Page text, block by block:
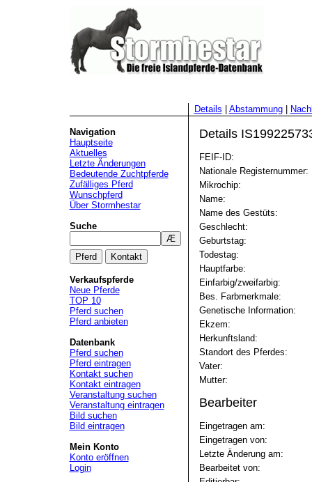
Details Abstammung|
Navigation
Hauptseite
Aktuelles
Letzte Änderungen
Bedeutende Zuchtpferde
Zufälliges Pferd
Wunschpferd
Über Stormhestar
Suche
Verkaufspferde
Neue Pferde
TOP 10
Pferd suchen
Pferd anbieten
Datenbank
Pferd suchen
Pferd eintragen
Kontakt suchen
Kontakt eintragen
Veranstaltung suchen
Veranstaltung eintragen
Bild suchen
Bild eintragen
Mein Konto
Konto eröffnen
Login
Details
FEIF-ID:
Nationale Registernummer:
Mikrochip:
Name:
Name des Gestüts:
Geschlecht:
Geburtstag:
Todestag:
Hauptfarbe:
Einfarbig/zweifarbig:
Bes. Farbmerkmale:
Genetische Information:
Ekzem:
Herkunftsland:
Standort des Pferdes:
Vater:
Mutter:
Bearbeiter
Eingetragen am:
Eingetragen von:
Letzte Änderung am:
Bearbeitet von: